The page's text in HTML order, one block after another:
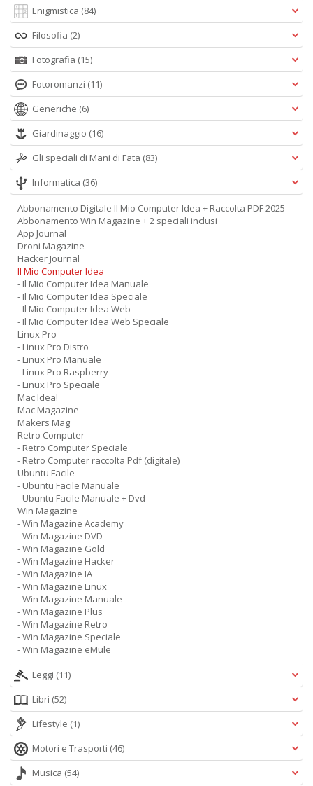
Enigmistica (84)
Filosofia (2)
Fotografia (15)
Fotoromanzi (11)
Generiche (6)
Giardinaggio (16)
Gli speciali di Mani di Fata (83)
Informatica (36)
Abbonamento Digitale Il Mio Computer Idea + Raccolta PDF 2025
Abbonamento Win Magazine + 2 speciali inclusi
App Journal
Droni Magazine
Hacker Journal
Il Mio Computer Idea
- Il Mio Computer Idea Manuale
- Il Mio Computer Idea Speciale
- Il Mio Computer Idea Web
- Il Mio Computer Idea Web Speciale
Linux Pro
- Linux Pro Distro
- Linux Pro Manuale
- Linux Pro Raspberry
- Linux Pro Speciale
Mac Idea!
Mac Magazine
Makers Mag
Retro Computer
- Retro Computer Speciale
- Retro Computer raccolta Pdf (digitale)
Ubuntu Facile
- Ubuntu Facile Manuale
- Ubuntu Facile Manuale + Dvd
Win Magazine
- Win Magazine Academy
- Win Magazine DVD
- Win Magazine Gold
- Win Magazine Hacker
- Win Magazine IA
- Win Magazine Linux
- Win Magazine Manuale
- Win Magazine Plus
- Win Magazine Retro
- Win Magazine Speciale
- Win Magazine eMule
Leggi (11)
Libri (52)
Lifestyle (1)
Motori e Trasporti (46)
Musica (54)